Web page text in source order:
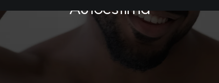
Autoestima